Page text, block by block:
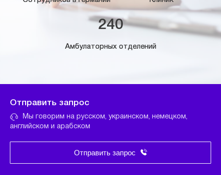
240
Амбулаторных отделений
Отправить запрос
Мы говорим на русском, украинском, немецком,
английском и арабском
Отправить запрос